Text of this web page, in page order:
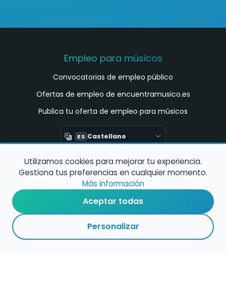
Empleo para músicos
Convocatorias de empleo público
Ofertas de empleo de encuentramusico.es
Publica tu oferta de empleo para músicos
ES Castellano
Encuentra Músico
Buscador de Músicos
Encuentra Pianista Acompañante
Asesoría para músicos y docentes
Utilizamos cookies para mejorar tu experiencia.
Gestiona tus preferencias en cualquier momento.
Más información
Aceptar todas
Personalizar